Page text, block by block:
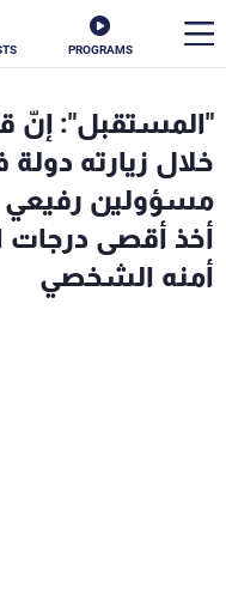
PROGRAMS
"المستقبل": إنّ
خلال زيارته
مسؤولين رفيعي
أخذ أقصى درجات
أمنه الشخصي
الأخبار
سياسة
إقتصاد